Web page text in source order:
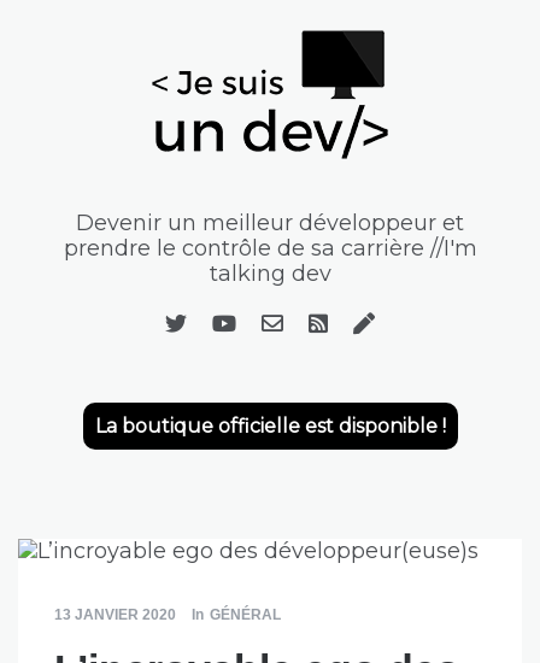
Devenir un meilleur développeur et
prendre le contrôle de sa carrière //I'm
talking dev
La boutique officielle est disponible !
13 JANVIER 2020 In GÉNÉRAL